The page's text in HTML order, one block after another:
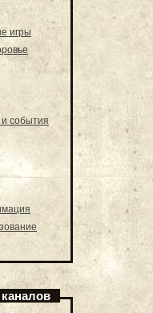
игры
события
каналов